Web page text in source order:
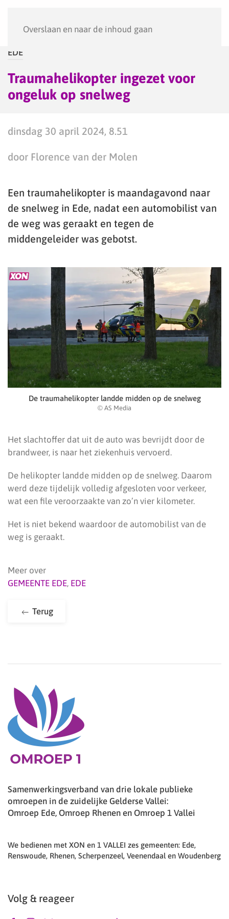
Overslaan en naar de inhoud gaan
EDE
Traumahelikopter ingezet voor
ongeluk op snelweg
dinsdag 30 april 2024, 8.51
door Florence van der Molen
Een traumahelikopter is maandagavond naar
de snelweg in Ede, nadat een automobilist van
de weg was geraakt en tegen de
middengeleider was gebotst.
De traumahelikopter landde midden op de snelweg
© AS Media
Het slachtoffer dat uit de auto was bevrijdt door de
brandweer, is naar het ziekenhuis vervoerd.
De helikopter landde midden op de snelweg. Daarom
werd deze tijdelijk volledig afgesloten voor verkeer,
wat een file veroorzaakte van zo’n vier kilometer.
Het is niet bekend waardoor de automobilist van de
weg is geraakt.
Meer over
GEMEENTE EDE, EDE
Terug
Samenwerkingsverband van drie lokale publieke
omroepen in de zuidelijke Gelderse Vallei:
Omroep Ede, Omroep Rhenen en Omroep 1 Vallei
We bedienen met XON en 1 VALLEI zes gemeenten: Ede,
Renswoude, Rhenen, Scherpenzeel, Veenendaal en Woudenberg
Volg & reageer